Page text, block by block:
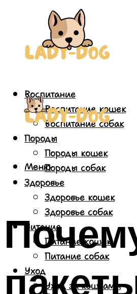
Воспитание
Воспитание кошек
Воспитание собак
Породы
Породы кошек
Породы собак
Здоровье
Здоровье кошек
Здоровье собак
Питание
Питание кошек
Питание собак
Уход
Уход за кошками
Меню